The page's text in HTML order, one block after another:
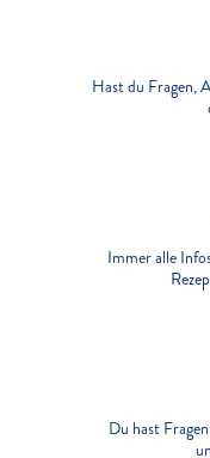
Hast du Fragen,
Immer alle
Du hast